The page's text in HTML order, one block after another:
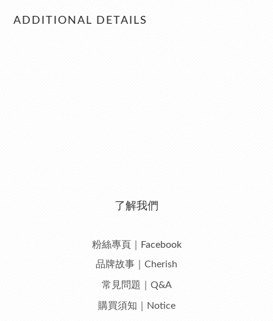
ADDITIONAL DETAILS
了解我們
粉絲專頁｜Facebook
品牌故事｜Cherish
常見問題｜Q&A
購買須知｜Notice